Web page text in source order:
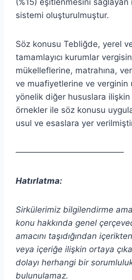
sistemi oluşturulmuştur.
Söz konusu Tebliğde, yerel
tamamlayıcı kurumlar
mükelleflerine, matrahına,
ve muafiyetlerine ve verginin
yönelik diğer hususlara ilişkin
örnekler ile söz konusu
usul ve esaslara yer
—————————————
Hatırlatma:
Sirkülerimiz bilgilendirme
konu hakkında genel
amacını taşıdığından içerikten
veya içeriğe ilişkin ortaya
dolayı herhangi bir
bulunulamaz.